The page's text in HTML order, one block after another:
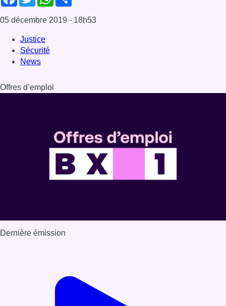
05 décembre 2019 - 18h53
Justice
Sécurité
News
Offres d’emploi
Dernière émission